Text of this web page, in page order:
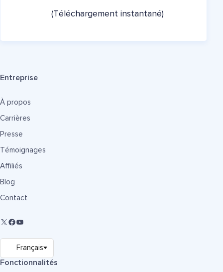
(Téléchargement instantané)
Entreprise
À propos
Carrières
Presse
Témoignages
Affiliés
Blog
Contact
Fonctionnalités